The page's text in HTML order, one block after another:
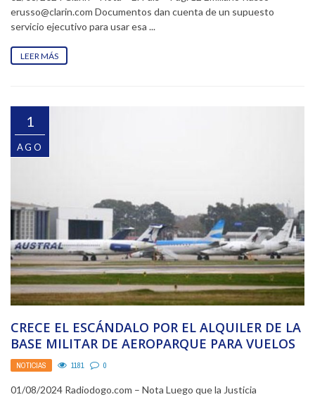
erusso@clarin.com Documentos dan cuenta de un supuesto
servicio ejecutivo para usar esa ...
LEER MÁS
1
AGO
CRECE EL ESCÁNDALO POR EL ALQUILER DE LA
BASE MILITAR DE AEROPARQUE PARA VUELOS
VIP ...
NOTICIAS 1181 0
01/08/2024 Radiodogo.com – Nota Luego que la Justicia